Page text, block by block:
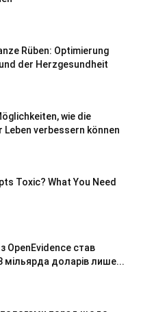
Rüben: Optimierung
der Herzgesundheit
wie die
Leben verbessern können
Toxic? What You Need
OpenEvidence став
мільярда доларів лише...